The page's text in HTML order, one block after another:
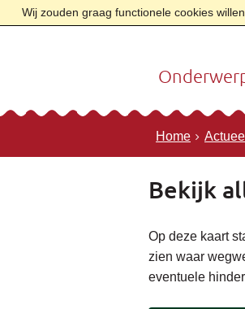
Wij zouden graag functionele cookies
Home Actueel
Bekijk
Op deze kaart
zien waar
eventuele